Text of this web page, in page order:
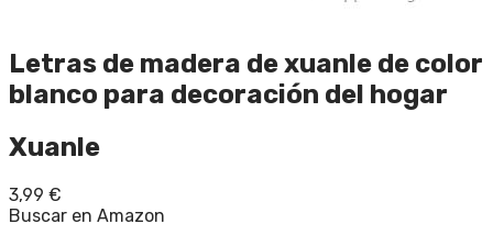
Letras de madera de xuanle de color
blanco para decoración del hogar
Xuanle
3,99 €
Buscar en Amazon